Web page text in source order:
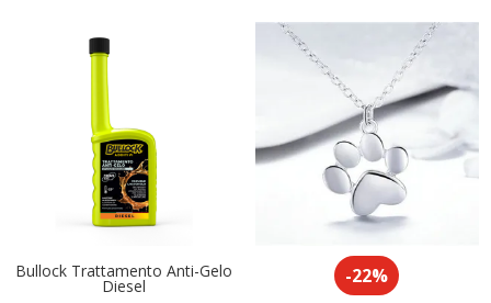
Bullock Trattamento Anti-Gelo
Diesel
-22%